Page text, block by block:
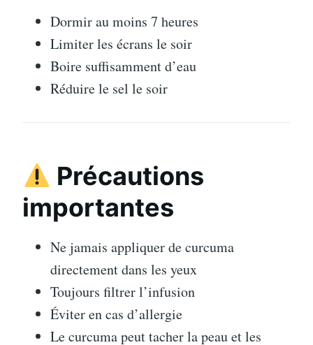
Dormir au moins 7 heures
Limiter les écrans le soir
Boire suffisamment d’eau
Réduire le sel le soir
Précautions
importantes
Ne jamais appliquer de curcuma
directement dans les yeux
Toujours filtrer l’infusion
Éviter en cas d’allergie
Le curcuma peut tacher la peau et les